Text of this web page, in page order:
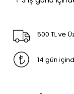
500 TL ve
14 gün